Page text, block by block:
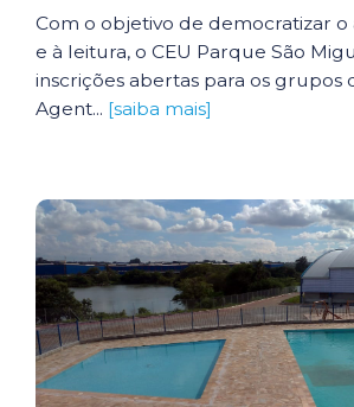
Com o objetivo de democratizar o
e à leitura, o CEU Parque São
inscrições abertas para os grupos
Agent... [saiba mais]